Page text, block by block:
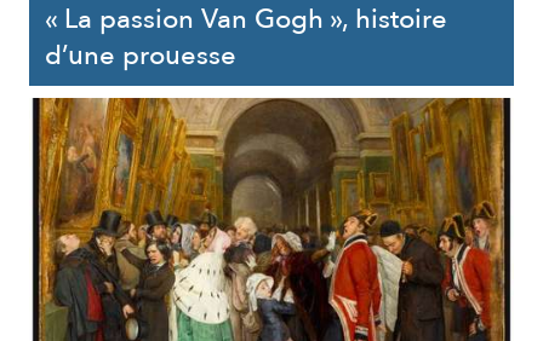
« La passion Van Gogh », histoire
d’une prouesse